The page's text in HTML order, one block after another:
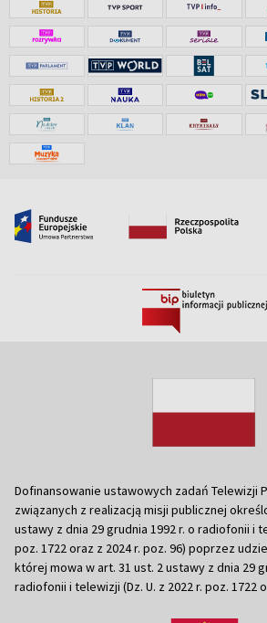
Dofinansowanie ustawowych zadań Telewizji
związanych z realizacją misji publicznej
ustawy z dnia 29 grudnia 1992 r. o radiofonii i
poz. 1722 oraz z 2024 r. poz. 96) poprzez
której mowa w art. 31 ust. 2 ustawy z dnia 29
radiofonii i telewizji (Dz. U. z 2022 r. poz. 1722